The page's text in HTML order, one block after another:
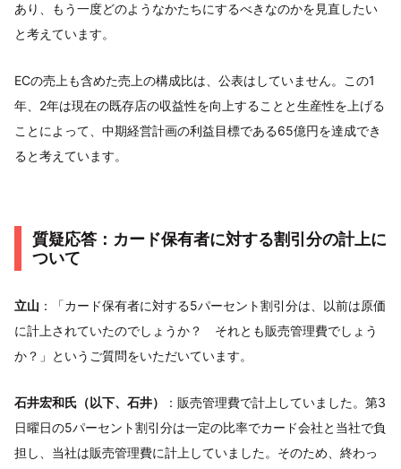
あり、もう一度どのようなかたちにするべきなのかを見直したい
と考えています。
ECの売上も含めた売上の構成比は、公表はしていません。この1
年、2年は現在の既存店の収益性を向上することと生産性を上げる
ことによって、中期経営計画の利益目標である65億円を達成でき
ると考えています。
質疑応答：カード保有者に対する割引分の計上に
ついて
立山 ：「カード保有者に対する5パーセント割引分は、以前は原価
に計上されていたのでしょうか？ それとも販売管理費でしょう
か？」というご質問をいただいています。
石井宏和氏（以下、石井）
：販売管理費で計上していました。第3
日曜日の5パーセント割引分は一定の比率でカード会社と当社で負
担し、当社は販売管理費に計上していました。そのため、終わっ